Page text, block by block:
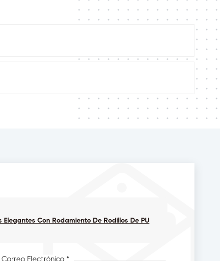
Con Rodamiento De Rodillos De PU
Correo Electrónico *